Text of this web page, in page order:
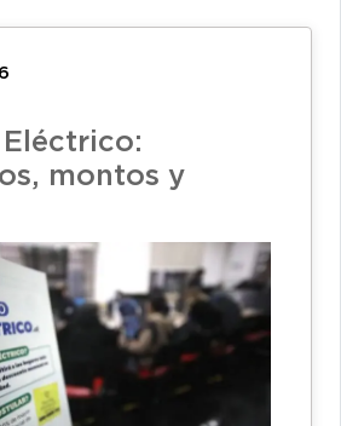
montos y